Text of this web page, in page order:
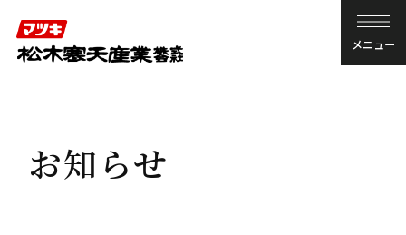
メニュー
商品情報
お知らせ